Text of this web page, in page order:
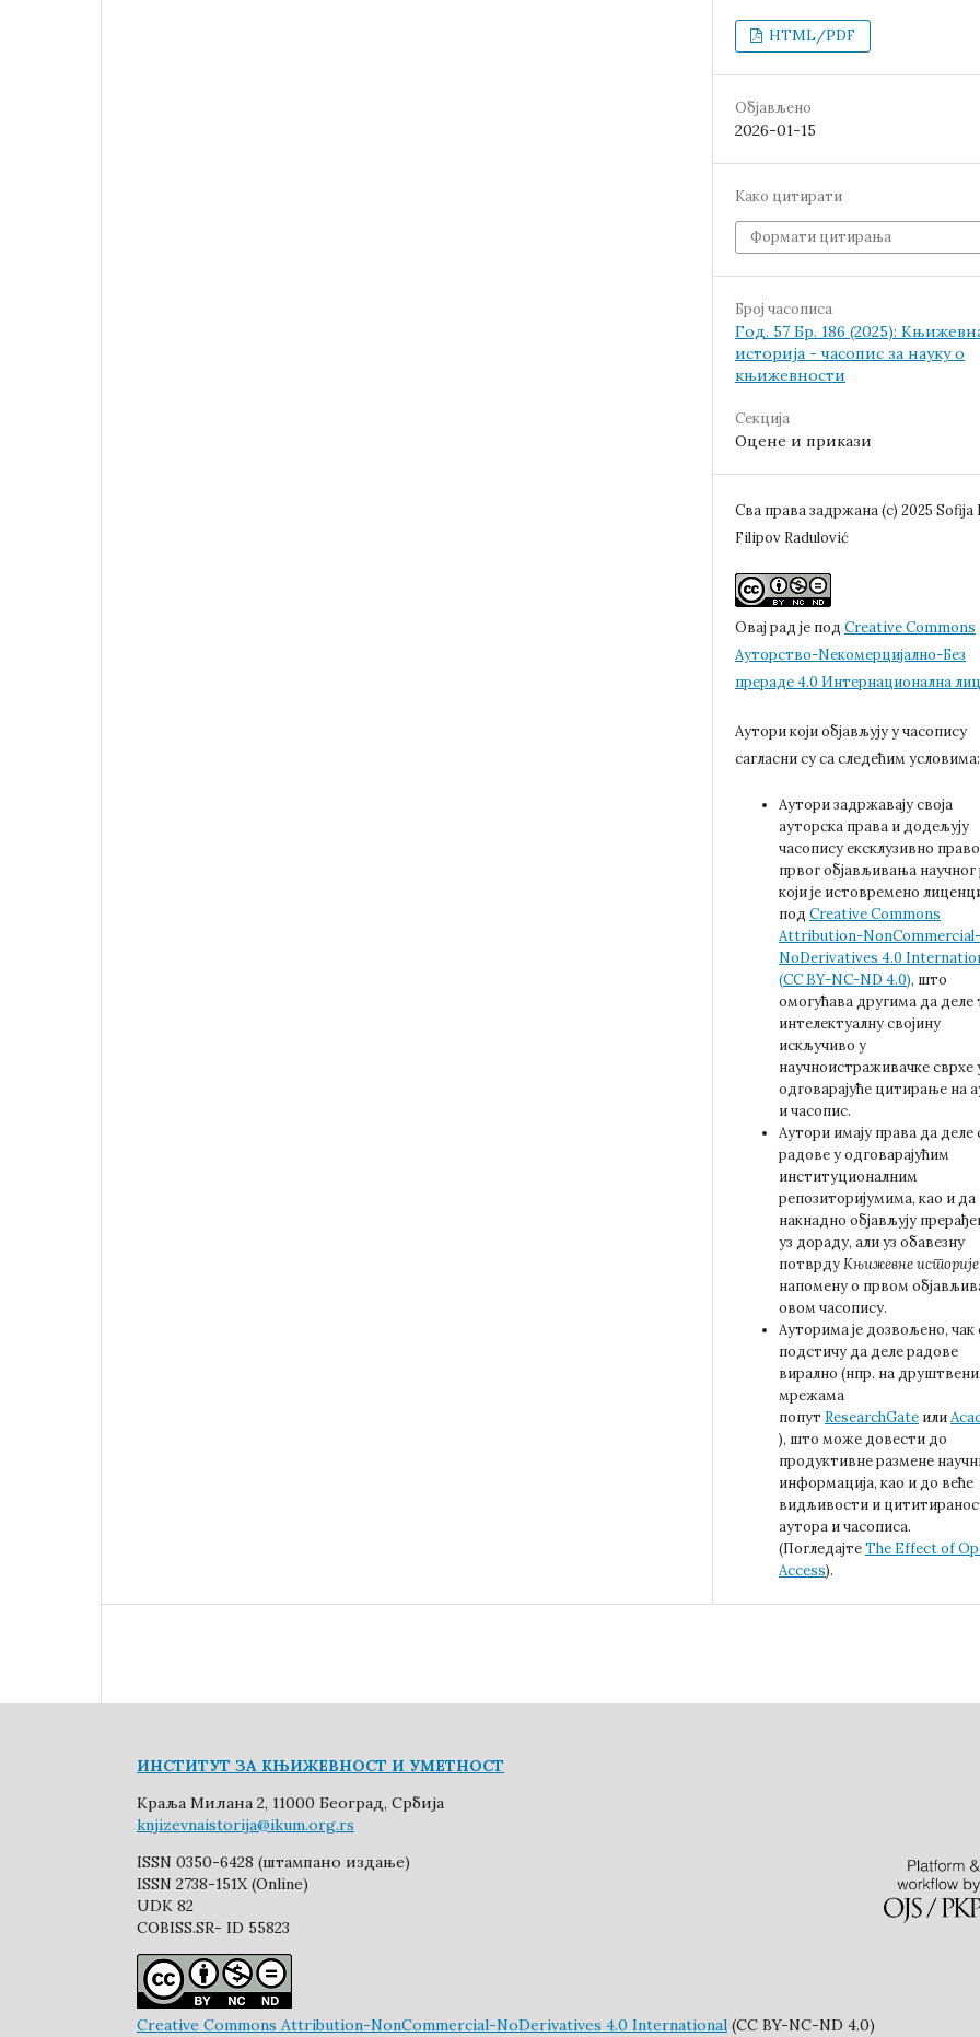
HTML/PDF
Објављено
2026-01-15
Како цитирати
Формати цитирања
Број часописа
Год. 57 Бр. 186 (2025):
историја - часопис за науку о
књижевности
Секција
Оцене и прикази
Сва права задржана (c) 2025 Sofija
Filipov Radulović
Овај рад је под Creative Commons
Aуторство-Nекомерцијално-Без
прераде 4.0 Интернационална
Аутори који објављују у часопису
сагласни су са следећим
Аутори задржавају своја
ауторска права и додељују
часопису ексклузивно право
првог објављивања научног
који је истовремено
под Creative Commons
Attribution-NonCommercial-
NoDerivatives 4.0
(CC BY-NC-ND 4.0), што
омогућава другима да деле
интелектуалну својину
искључиво у
научноистраживачке сврхе
одговарајуће цитирање на
и часопис.
Аутори имају права да деле
радове у одговарајућим
институционалним
репозиторијумима, као и да
накнадно објављују
уз дораду, али уз обавезну
потврдуКњижевне историје
напомену о првом
овом часопису.
Ауторима је дозвољено, чак
подстичу да деле радове
вирално (нпр. на
мрежама
попут ResearchGate или
), што може довести до
продуктивне размене
информација, као и до веће
видљивости и
аутора и часописа.
(ПогледајтеThe Effect of
Access).
ИНСТИТУТ ЗА КЊИЖЕВНОСТ И УМЕТНОСТ
Краља Милана 2, 11000 Београд, Србија
knjizevnaistorija@ikum.org.rs
ISSN 0350-6428 (штампано издање)
ISSN 2738-151X (Online)
UDK 82
COBISS.SR- ID 55823
Creative Commons Attribution-NonCommercial-NoDerivatives 4.0 International (CC BY-NC-ND 4.0)